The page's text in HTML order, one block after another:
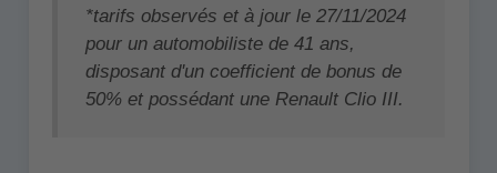
*tarifs observés et à jour le 27/11/2024
pour un automobiliste de 41 ans,
disposant d'un coefficient de bonus de
50% et possédant une Renault Clio III.